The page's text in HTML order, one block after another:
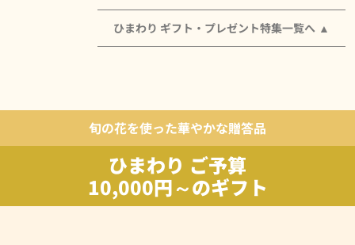
ひまわり ギフト・プレゼント特集一覧へ
旬の花を使った華やかな贈答品
ひまわり ご予算
10,000円～のギフト